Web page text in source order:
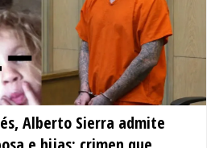
Alberto Sierra admite